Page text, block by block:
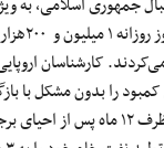
کارشناسان
را بدون مشکل با